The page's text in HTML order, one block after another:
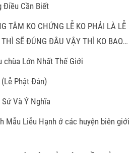
Điều Cần Biết
TÂM KO CHỨNG LỄ KO PHẢI LÀ LỄ
SẼ ĐÚNG ĐÂU VẬY THÌ KO BAO
ĐẦY ĐỂ LÀM GÌ
chùa Lớn Nhất Thế Giới
Phật Đản)
Và Ý Nghĩa
Mẫu Liễu Hạnh ở các huyện biên giới